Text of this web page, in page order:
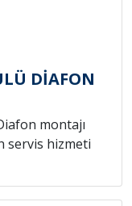
DİAFON
montajı
servis hizmeti